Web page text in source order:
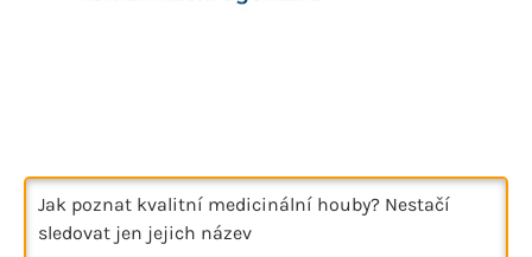
Jak poznat kvalitní medicinální houby? Nestačí
sledovat jen jejich název